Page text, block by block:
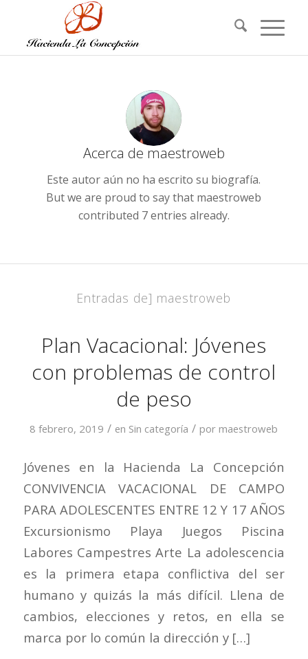
Acerca de maestroweb
Este autor aún no ha escrito su biografía.
But we are proud to say that maestroweb
contributed 7 entries already.
Entradas de] maestroweb
Plan Vacacional: Jóvenes
con problemas de control
de peso
8 febrero, 2019 / en Sin categoría / pormaestroweb
Jóvenes en la Hacienda La Concepción
CONVIVENCIA VACACIONAL DE CAMPO
PARA ADOLESCENTES ENTRE 12 Y 17 AÑOS
Excursionismo Playa Juegos Piscina
Labores Campestres Arte La adolescencia
es la primera etapa conflictiva del ser
humano y quizás la más difícil. Llena de
cambios, elecciones y retos, en ella se
marca por lo común la dirección y […]